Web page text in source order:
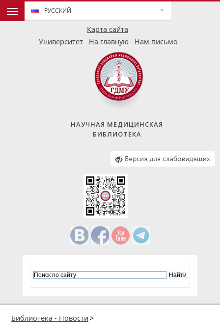
Карта сайта
РУССКИЙ
Университет На главную Нам письмо
НАУЧНАЯ МЕДИЦИНСКАЯ
БИБЛИОТЕКА
Библиотека - Новости >